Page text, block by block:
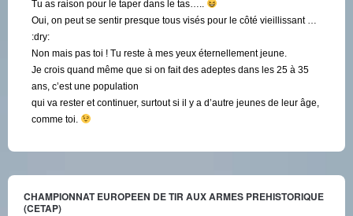
Tu as raison pour le taper dans le tas…..
Oui, on peut se sentir presque tous visés pour le côté vieillissant …
:dry:
Non mais pas toi ! Tu reste à mes yeux éternellement jeune.
Je crois quand même que si on fait des adeptes dans les 25 à 35
ans, c’est une population
qui va rester et continuer, surtout si il y a d’autre jeunes de leur âge,
comme toi.
CHAMPIONNAT EUROPEEN DE TIR AUX ARMES PREHISTORIQUE
(CETAP)